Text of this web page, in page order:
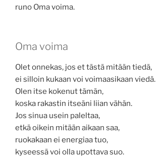
runo Oma voima.
Oma voima
Olet onnekas, jos et tästä mitään tiedä,
ei silloin kukaan voi voimaasikaan viedä.
Olen itse kokenut tämän,
koska rakastin itseäni liian vähän.
Jos sinua usein paleltaa,
etkä oikein mitään aikaan saa,
ruokakaan ei energiaa tuo,
kyseessä voi olla upottava suo.